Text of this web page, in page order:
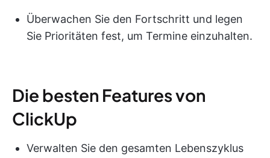
Überwachen Sie den Fortschritt und legen
Sie Prioritäten fest, um Termine einzuhalten.
Die besten Features von
ClickUp
Verwalten Sie den gesamten Lebenszyklus